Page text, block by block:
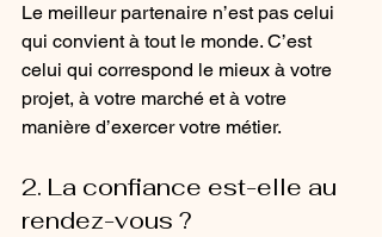
Le meilleur partenaire n’est pas celui
qui convient à tout le monde. C’est
celui qui correspond le mieux à votre
projet, à votre marché et à votre
manière d’exercer votre métier.
2. La confiance est-elle au
rendez-vous ?